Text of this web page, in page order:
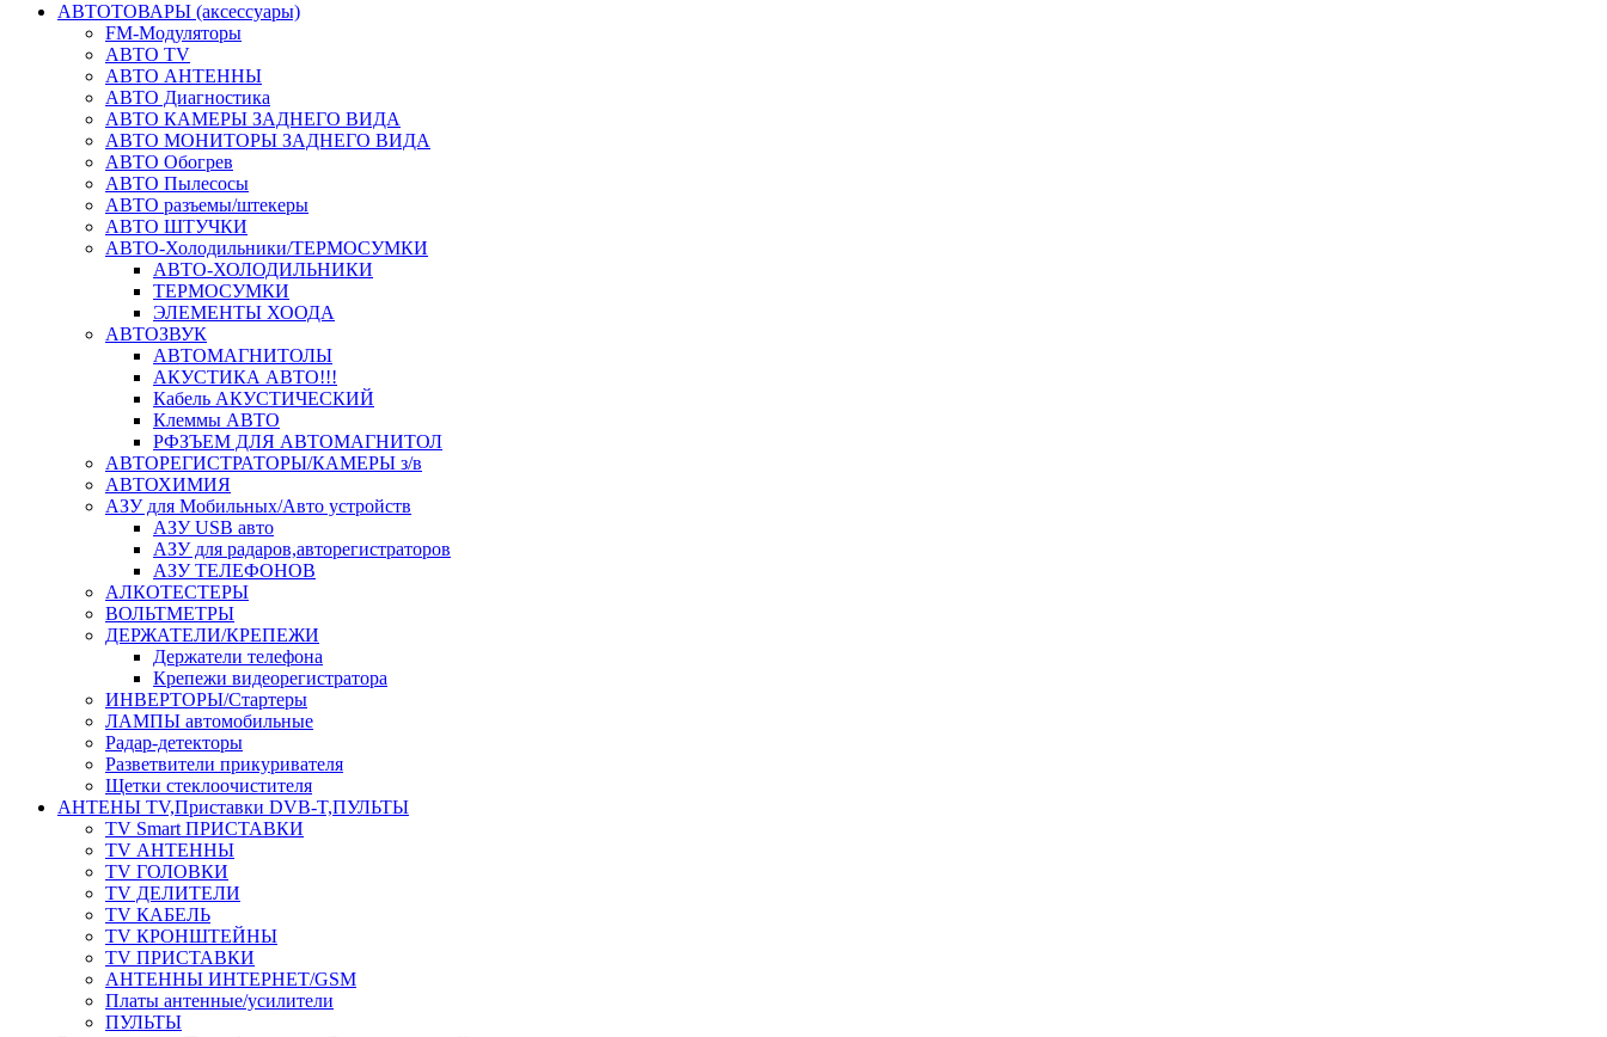
АВТОТОВАРЫ (аксессуары)
FM-Модуляторы
АВТО TV
АВТО АНТЕННЫ
АВТО Диагностика
АВТО КАМЕРЫ ЗАДНЕГО ВИДА
АВТО МОНИТОРЫ ЗАДНЕГО ВИДА
АВТО Обогрев
АВТО Пылесосы
АВТО разъемы/штекеры
АВТО ШТУЧКИ
АВТО-Холодильники/ТЕРМОСУМКИ
АВТО-ХОЛОДИЛЬНИКИ
ТЕРМОСУМКИ
ЭЛЕМЕНТЫ ХООДА
АВТОЗВУК
АВТОМАГНИТОЛЫ
АКУСТИКА АВТО!!!
Кабель АКУСТИЧЕСКИЙ
Клеммы АВТО
РФЗЪЕМ ДЛЯ АВТОМАГНИТОЛ
АВТОРЕГИСТРАТОРЫ/КАМЕРЫ з/в
АВТОХИМИЯ
АЗУ для Мобильных/Авто устройств
АЗУ USB авто
АЗУ для радаров,авторегистраторов
АЗУ ТЕЛЕФОНОВ
АЛКОТЕСТЕРЫ
ВОЛЬТМЕТРЫ
ДЕРЖАТЕЛИ/КРЕПЕЖИ
Держатели телефона
Крепежи видеорегистратора
ИНВЕРТОРЫ/Стартеры
ЛАМПЫ автомобильные
Радар-детекторы
Разветвители прикуривателя
Щетки стеклоочистителя
АНТЕНЫ ТV,Приставки DVB-T,ПУЛЬТЫ
TV Smart ПРИСТАВКИ
TV АНТЕННЫ
TV ГОЛОВКИ
TV ДЕЛИТЕЛИ
TV КАБЕЛЬ
TV КРОНШТЕЙНЫ
TV ПРИСТАВКИ
АНТЕННЫ ИНТЕРНЕТ/GSM
Платы антенные/усилители
ПУЛЬТЫ